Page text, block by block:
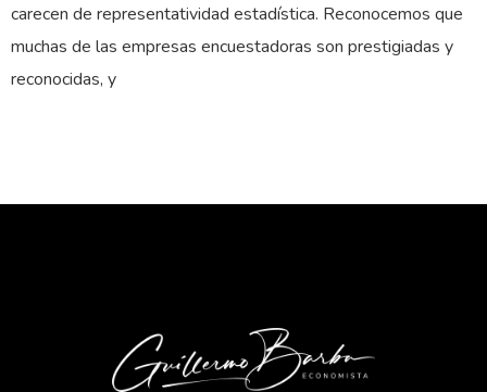
carecen de representatividad estadística. Reconocemos que
muchas de las empresas encuestadoras son prestigiadas y
reconocidas, y